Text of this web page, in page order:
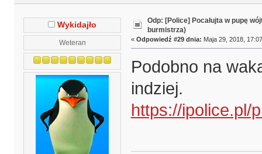
Wykidajło
Weteran
Odp: [Police] Pocałujta w pupę
burmistrza)
« Odpowiedź #29 dnia: Maja 29, 2018,
Podobno na
indziej.
https://ipolice.pl/